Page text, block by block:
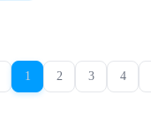
1 2 3 4